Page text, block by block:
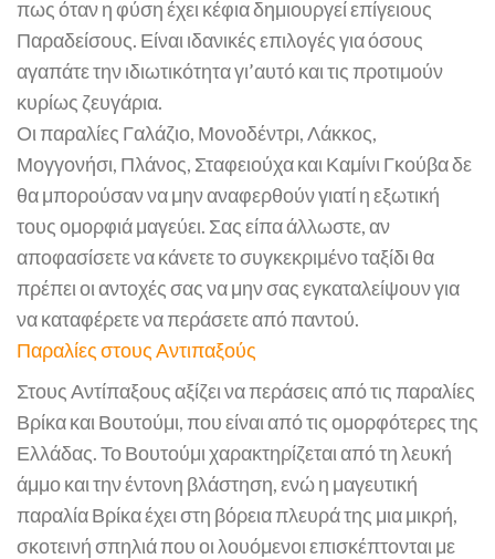
πως όταν η φύση έχει κέφια δημιουργεί επίγειους
Παραδείσους. Είναι ιδανικές επιλογές για όσους
αγαπάτε την ιδιωτικότητα γι’αυτό και τις προτιμούν
κυρίως ζευγάρια.
Οι παραλίες Γαλάζιο, Μονοδέντρι, Λάκκος,
Μογγονήσι, Πλάνος, Σταφειούχα και Καμίνι Γκούβα δε
θα μπορούσαν να μην αναφερθούν γιατί η εξωτική
τους ομορφιά μαγεύει. Σας είπα άλλωστε, αν
αποφασίσετε να κάνετε το συγκεκριμένο ταξίδι θα
πρέπει οι αντοχές σας να μην σας εγκαταλείψουν για
να καταφέρετε να περάσετε από παντού.
Παραλίες στους Αντιπαξούς
Στους Αντίπαξους αξίζει να περάσεις από τις παραλίες
Βρίκα και Βουτούμι, που είναι από τις ομορφότερες της
Ελλάδας. Το Βουτούμι χαρακτηρίζεται από τη λευκή
άμμο και την έντονη βλάστηση, ενώ η μαγευτική
παραλία Βρίκα έχει στη βόρεια πλευρά της μια μικρή,
σκοτεινή σπηλιά που οι λουόμενοι επισκέπτονται με